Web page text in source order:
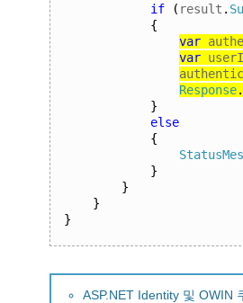
if ( result .
{
var
var
Response.
}
else
{
}
}
}
}
ASP.NET Identity 및 OWIN